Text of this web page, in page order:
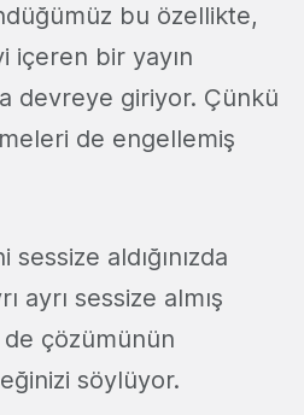
bu özellikte,
içeren bir yayın
devreye giriyor. Çünkü
de engellemiş
sessize aldığınızda
ayrı sessize almış
çözümünün
söylüyor.